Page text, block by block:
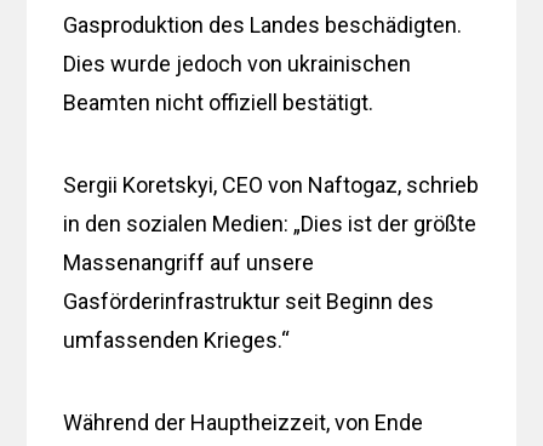
Gasproduktion des Landes beschädigten.
Dies wurde jedoch von ukrainischen
Beamten nicht offiziell bestätigt.
Sergii Koretskyi, CEO von Naftogaz, schrieb
in den sozialen Medien: „Dies ist der größte
Massenangriff auf unsere
Gasförderinfrastruktur seit Beginn des
umfassenden Krieges.“
Während der Hauptheizzeit, von Ende